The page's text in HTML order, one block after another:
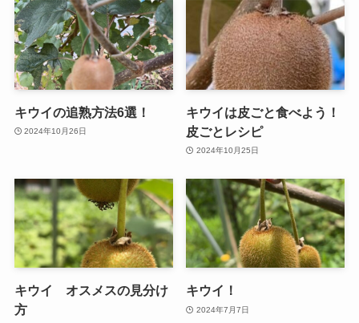
キウイの追熟方法6選！
2024年10月26日
キウイは皮ごと食べよう！
皮ごとレシピ
2024年10月25日
キウイ オスメスの見分け
方
キウイ！
2024年7月7日